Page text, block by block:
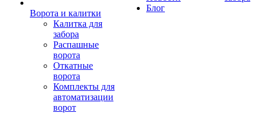
Ворота и калитки
Калитка для
забора
Распашные
ворота
Откатные
ворота
Комплекты для
автоматизации
ворот
Блог